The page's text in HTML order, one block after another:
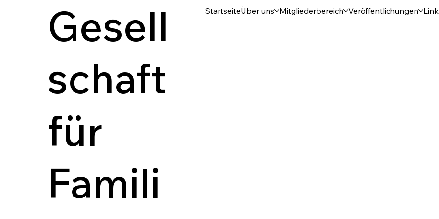
Gesell
schaft
für
Famili
StartseiteÜber uns Mitgliederbereich Veröffentlichungen